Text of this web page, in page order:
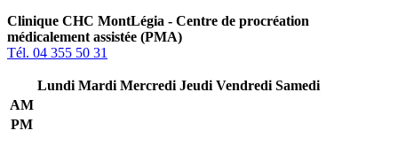
Clinique CHC MontLégia - Centre de procréation
médicalement assistée (PMA)
Tél. 04 355 50 31
Lundi Mardi Mercredi Jeudi Vendredi Samedi
AM
PM